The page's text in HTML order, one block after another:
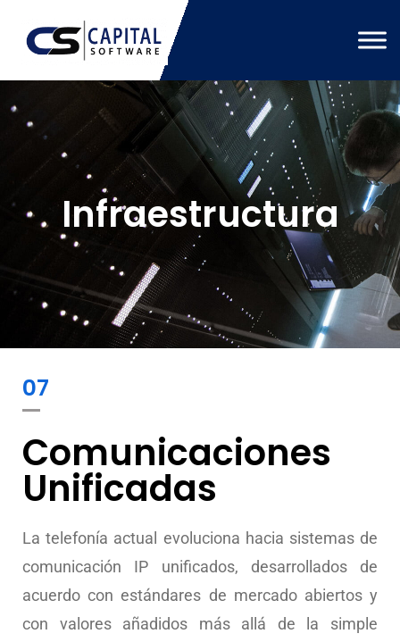
Infraestructura
07
Comunicaciones
Unificadas
La telefonía actual evoluciona hacia sistemas de
comunicación IP unificados, desarrollados de
acuerdo con estándares de mercado abiertos y
con valores añadidos más allá de la simple